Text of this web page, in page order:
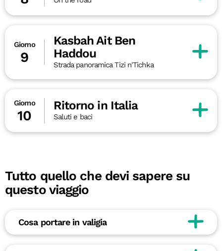
Giorno
9
Kasbah Ait Ben
Haddou
Strada panoramica Tizi n'Tichka
Giorno
10
Ritorno in Italia
Saluti e baci
Tutto quello che devi sapere su
questo viaggio
Cosa portare in valigia